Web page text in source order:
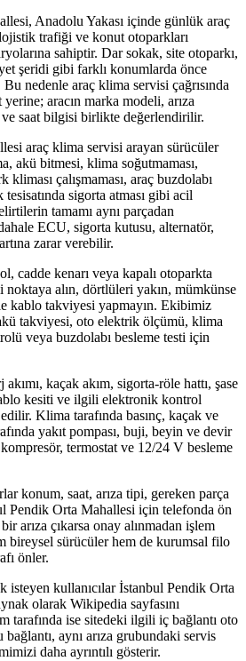
Anadolu Yakası içinde günlük araç
trafiği ve konut otoparkları
sahiptir. Dar sokak, site otoparkı,
şeridi gibi farklı konumlarda önce
nedenle araç klima servisi çağrısında
aracın marka modeli, arıza
saat bilgisi birlikte değerlendirilir.
araç klima servisi arayan sürücüler
akü bitmesi, klima soğutmaması,
kliması çalışmaması, araç buzdolabı
sigorta atması gibi acil
tamamı aynı parçadan
ECU, sigorta kutusu, alternatör,
zarar verebilir.
cadde kenarı veya kapalı otoparkta
noktaya alın, dörtlüleri yakın, mümkünse
kablo takviyesi yapmayın. Ekibimiz
takviyesi, oto elektrik ölçümü, klima
veya buzdolabı besleme testi için
kaçak akım, sigorta-röle hattı, şase
kesiti ve ilgili elektronik kontrol
Klima tarafında basınç, kaçak ve
yakıt pompası, buji, beyin ve devir
termostat ve 12/24 V besleme
konum, saat, arıza tipi, gereken parça
Pendik Orta Mahallesi için telefonda ön
arıza çıkarsa onay alınmadan işlem
bireysel sürücüler hem de kurumsal filo
önler.
kullanıcılar İstanbul Pendik Orta
olarak Wikipedia sayfasını
tarafında ise sitedeki ilgili iç bağlantı oto
bağlantı, aynı arıza grubundaki servis
daha ayrıntılı gösterir.